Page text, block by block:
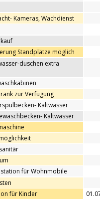
Kameras, Wachdienst
Standplätze möglich
duschen extra
zur Verfügung
Kaltwasser
Kaltwasser
für Wohnmobile
für Kinder